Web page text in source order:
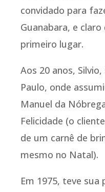
convidado para
Guanabara, e
primeiro lugar.
Aos 20 anos,
Paulo, onde
Manuel da
Felicidade (o
de um carnê de
mesmo no Natal).
Em 1975, teve sua